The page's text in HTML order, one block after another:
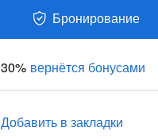
Бронирование
30% вернётся бонусами
Добавить в закладки